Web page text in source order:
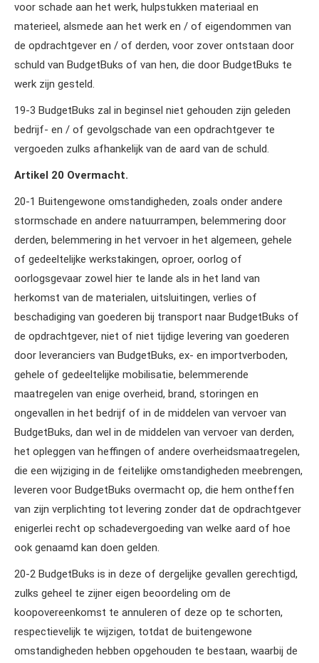
voor schade aan het werk, hulpstukken materiaal en
materieel, alsmede aan het werk en / of eigendommen van
de opdrachtgever en / of derden, voor zover ontstaan door
schuld van BudgetBuks of van hen, die door BudgetBuks te
werk zijn gesteld.
19‑3 BudgetBuks zal in beginsel niet gehouden zijn geleden
bedrijf‑ en / of gevolgschade van een opdrachtgever te
vergoeden zulks afhankelijk van de aard van de schuld.
Artikel 20 Overmacht.
20‑1 Buitengewone omstandigheden, zoals onder andere
stormschade en andere natuurrampen, belemmering door
derden, belemmering in het vervoer in het algemeen, gehele
of gedeeltelijke werkstakingen, oproer, oorlog of
oorlogsgevaar zowel hier te lande als in het land van
herkomst van de materialen, uitsluitingen, verlies of
beschadiging van goederen bij transport naar BudgetBuks of
de opdrachtgever, niet of niet tijdige levering van goederen
door leveranciers van BudgetBuks, ex‑ en importverboden,
gehele of gedeeltelijke mobilisatie, belemmerende
maatregelen van enige overheid, brand, storingen en
ongevallen in het bedrijf of in de middelen van vervoer van
BudgetBuks, dan wel in de middelen van vervoer van derden,
het opleggen van heffingen of andere overheidsmaatregelen,
die een wijziging in de feitelijke omstandigheden meebrengen,
leveren voor BudgetBuks overmacht op, die hem ontheffen
van zijn verplichting tot levering zonder dat de opdrachtgever
enigerlei recht op schadevergoeding van welke aard of hoe
ook genaamd kan doen gelden.
20‑2 BudgetBuks is in deze of dergelijke gevallen gerechtigd,
zulks geheel te zijner eigen beoordeling om de
koopovereenkomst te annuleren of deze op te schorten,
respectievelijk te wijzigen, totdat de buitengewone
omstandigheden hebben opgehouden te bestaan, waarbij de